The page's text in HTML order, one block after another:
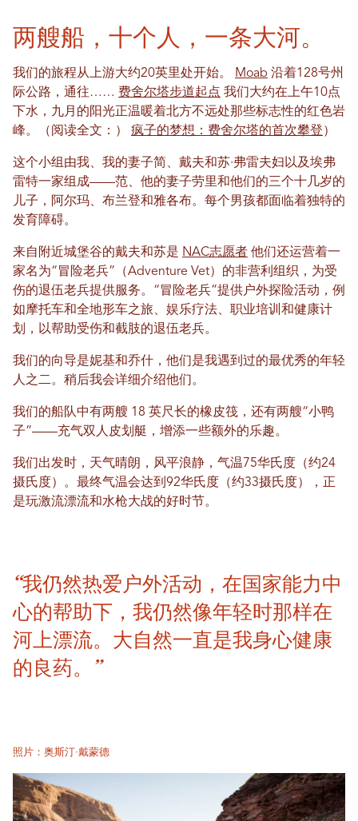
两艘船，十个人，一条大河。
我们的旅程从上游大约20英里处开始。 Moab 沿着128号州
际公路，通往…… 费舍尔塔步道起点 我们大约在上午10点
下水，九月的阳光正温暖着北方不远处那些标志性的红色岩
峰。（阅读全文：） 疯子的梦想：费舍尔塔的首次攀登 ）
这个小组由我、我的妻子简、戴夫和苏·弗雷夫妇以及埃弗
雷特一家组成——范、他的妻子劳里和他们的三个十几岁的
儿子，阿尔玛、布兰登和雅各布。每个男孩都面临着独特的
发育障碍。
来自附近城堡谷的戴夫和苏是 NAC志愿者 他们还运营着一
家名为“冒险老兵”（Adventure Vet）的非营利组织，为受
伤的退伍老兵提供服务。“冒险老兵”提供户外探险活动，例
如摩托车和全地形车之旅、娱乐疗法、职业培训和健康计
划，以帮助受伤和截肢的退伍老兵。
我们的向导是妮基和乔什，他们是我遇到过的最优秀的年轻
人之二。稍后我会详细介绍他们。
我们的船队中有两艘 18 英尺长的橡皮筏，还有两艘“小鸭
子”——充气双人皮划艇，增添一些额外的乐趣。
我们出发时，天气晴朗，风平浪静，气温75华氏度（约24
摄氏度）。最终气温会达到92华氏度（约33摄氏度），正
是玩激流漂流和水枪大战的好时节。
“我仍然热爱户外活动，在国家能力中
心的帮助下，我仍然像年轻时那样在
河上漂流。大自然一直是我身心健康
的良药。”
照片：奥斯汀·戴蒙德